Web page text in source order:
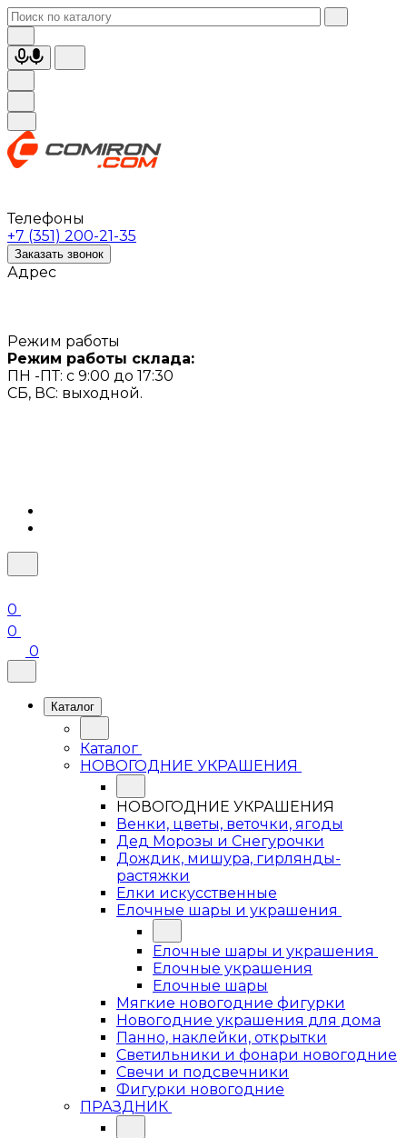
Телефоны
+7 (351) 200-21-35
Заказать звонок
Адрес
Режим работы
Режим работы склада:
ПН -ПТ: с 9:00 до 17:30
СБ, ВС: выходной.
0
0
0
Каталог
Каталог
НОВОГОДНИЕ УКРАШЕНИЯ
НОВОГОДНИЕ УКРАШЕНИЯ
Венки, цветы, веточки, ягоды
Дед Морозы и Снегурочки
Дождик, мишура, гирлянды-
растяжки
Елки искусственные
Елочные шары и украшения
Елочные шары и украшения
Елочные украшения
Елочные шары
Мягкие новогодние фигурки
Новогодние украшения для дома
Панно, наклейки, открытки
Светильники и фонари новогодние
Свечи и подсвечники
Фигурки новогодние
ПРАЗДНИК